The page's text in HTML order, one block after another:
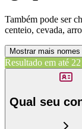
Também pode ser
centeio, cevada,
Mostrar mais nomes
Resultado em até
Qual seu